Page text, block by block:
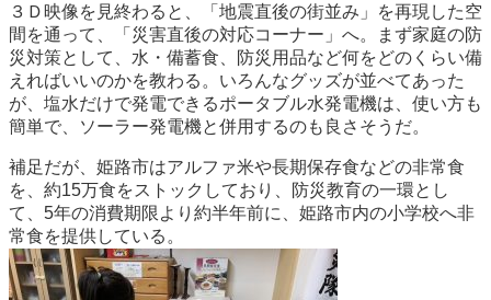
３Ｄ映像を見終わると、「地震直後の街並み」を再現した空
間を通って、「災害直後の対応コーナー」へ。まず家庭の防
災対策として、水・備蓄食、防災用品など何をどのくらい備
えればいいのかを教わる。いろんなグッズが並べてあった
が、塩水だけで発電できるポータブル水発電機は、使い方も
簡単で、ソーラー発電機と併用するのも良さそうだ。
補足だが、姫路市はアルファ米や長期保存食などの非常食
を、約15万食をストックしており、防災教育の一環とし
て、5年の消費期限より約半年前に、姫路市内の小学校へ非
常食を提供している。